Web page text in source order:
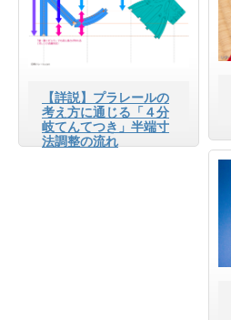
【詳説】プラレールの
考え方に通じる「４分
岐てんてつき」半端寸
法調整の流れ